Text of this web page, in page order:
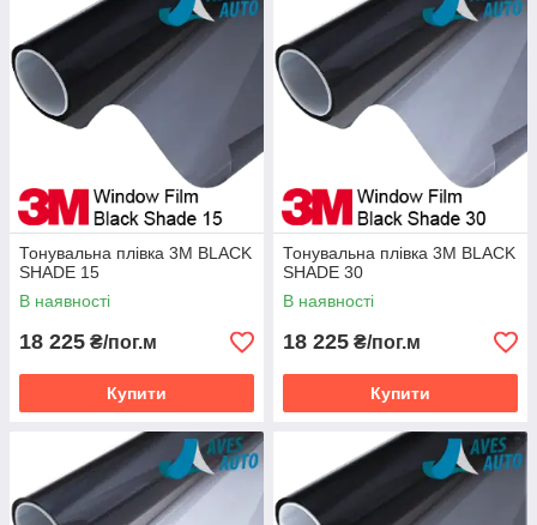
Тонувальна плівка 3M BLACK
SHADE 15
В наявності
18 225 ₴/пог.м
Купити
Тонувальна плівка 3M BLACK
SHADE 30
В наявності
18 225 ₴/пог.м
Купити